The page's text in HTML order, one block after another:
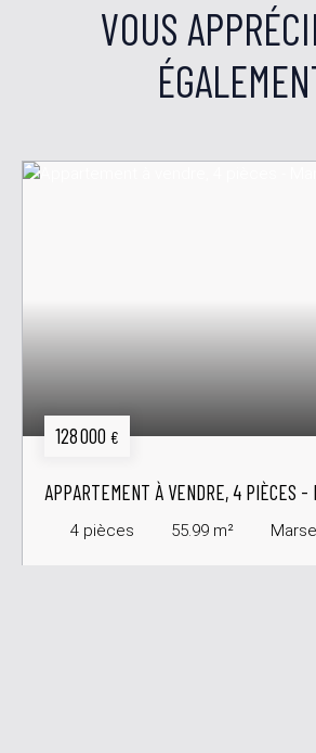
VOUS
128 000 €
APPARTEMENT À VENDRE, 4 PIÈCES -
4 pièces 55.99 m²